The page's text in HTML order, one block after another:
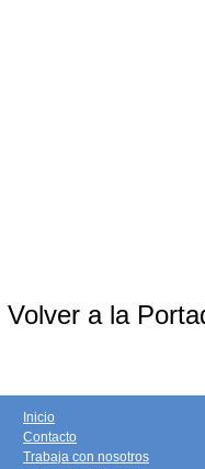
Volver a la
Inicio
Contacto
Trabaja con nosotros